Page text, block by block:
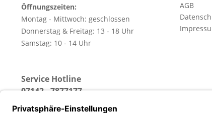
Öffnungszeiten:
Montag - Mittwoch: geschlossen
Donnerstag & Freitag: 13 - 18 Uhr
Samstag: 10 - 14 Uhr
Service Hotline
07142 - 7877177
(Erreichbar: Montag - Freitag von 13 - 18 Uhr)
AGB